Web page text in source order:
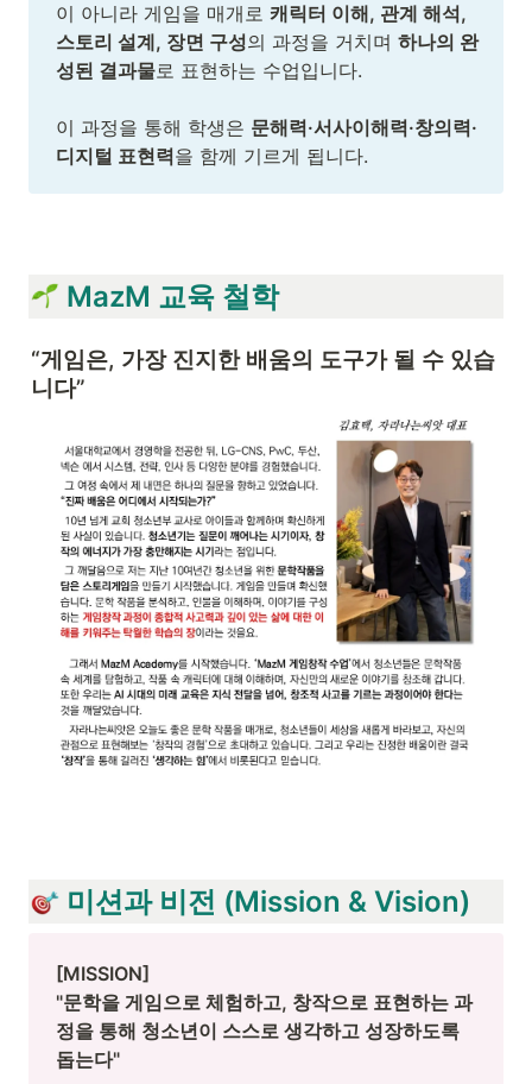
이 아니라 게임을 매개로 캐릭터 이해, 관계 해석,
스토리 설계, 장면 구성의 과정을 거치며 하나의 완
성된 결과물로 표현하는 수업입니다.
이 과정을 통해 학생은 문해력·서사이해력·창의력·
디지털 표현력을 함께 기르게 됩니다.
MazM 교육 철학
“게임은, 가장 진지한 배움의 도구가 될 수 있습
니다”
미션과 비전 (Mission & Vision)
[MISSION]
"문학을 게임으로 체험하고, 창작으로 표현하는 과
정을 통해 청소년이 스스로 생각하고 성장하도록
돕는다"